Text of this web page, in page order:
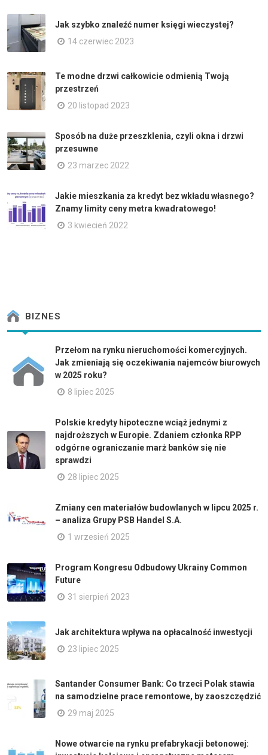
Jak szybko znaleźć numer księgi wieczystej?
14 czerwiec 2023
Te modne drzwi całkowicie odmienią Twoją
przestrzeń
20 listopad 2023
Sposób na duże przeszklenia, czyli okna i drzwi
przesuwne
23 marzec 2022
Jakie mieszkania za kredyt bez wkładu własnego?
Znamy limity ceny metra kwadratowego!
3 kwiecień 2022
BIZNES
Przełom na rynku nieruchomości komercyjnych.
Jak zmieniają się oczekiwania najemców biurowych
w 2025 roku?
8 lipiec 2025
Polskie kredyty hipoteczne wciąż jednymi z
najdroższych w Europie. Zdaniem członka RPP
odgórne ograniczanie marż banków się nie
sprawdzi
28 lipiec 2025
Zmiany cen materiałów budowlanych w lipcu 2025 r.
– analiza Grupy PSB Handel S.A.
1 wrzesień 2025
Program Kongresu Odbudowy Ukrainy Common
Future
31 sierpień 2023
Jak architektura wpływa na opłacalność inwestycji
23 lipiec 2025
Santander Consumer Bank: Co trzeci Polak stawia
na samodzielne prace remontowe, by zaoszczędzić
29 maj 2025
Nowe otwarcie na rynku prefabrykacji betonowej: